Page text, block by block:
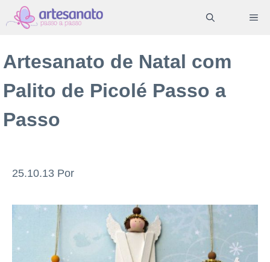
Pular
para
conteúdo
Artesanato de Natal com
Palito de Picolé Passo a
Passo
25.10.13 Por